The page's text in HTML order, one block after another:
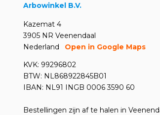
Arbowinkel B.V.
Kazemat 4
3905 NR Veenendaal
Nederland
Open in Google Maps
KVK: 99296802
BTW: NL868922845B01
IBAN: NL91 INGB 0006 3590 60
Bestellingen zijn af te halen in